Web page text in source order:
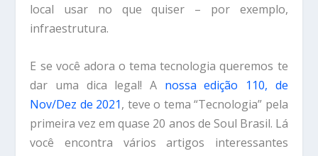
local usar no que quiser – por exemplo,
infraestrutura.
E se você adora o tema tecnologia queremos te
dar uma dica legal! A nossa edição 110, de
Nov/Dez de 2021, teve o tema “Tecnologia” pela
primeira vez em quase 20 anos de Soul Brasil. Lá
você encontra vários artigos interessantes